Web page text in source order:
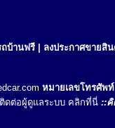
ถบ้านฟรี ลงประกาศขายสิ
หมายเลขโทรศัพ
ดต่อผู้ดูแลระบบ คลิกที่นี่ ::คิ